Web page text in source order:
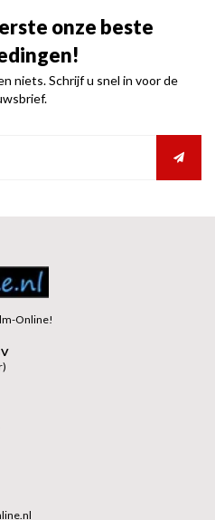
onze beste
niets. Schrijf u snel in voor de
Online!